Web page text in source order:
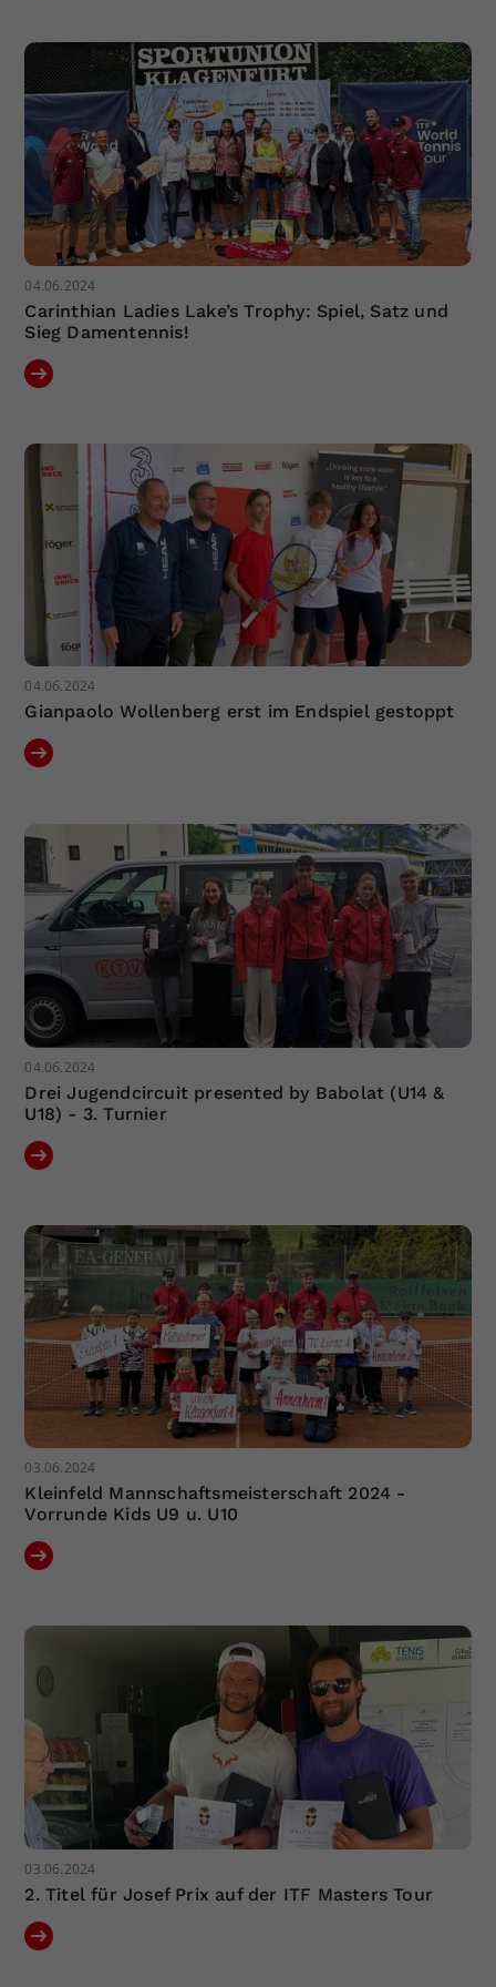
04.06.2024
Carinthian Ladies Lake’s Trophy: Spiel, Satz und
Sieg Damentennis!
04.06.2024
Gianpaolo Wollenberg erst im Endspiel gestoppt
04.06.2024
Drei Jugendcircuit presented by Babolat (U14 &
U18) - 3. Turnier
03.06.2024
Kleinfeld Mannschaftsmeisterschaft 2024 -
Vorrunde Kids U9 u. U10
03.06.2024
2. Titel für Josef Prix auf der ITF Masters Tour
Zweck
Einstellungen. Unter anderem eine
zufällig generierte ID, für die
historische Speicherung Ihrer
vorgenommen Einstellungen, falls der
Webseiten-Betreiber dies eingestellt
hat.